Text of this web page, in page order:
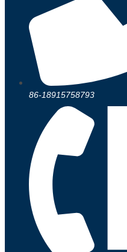
86-18915758793